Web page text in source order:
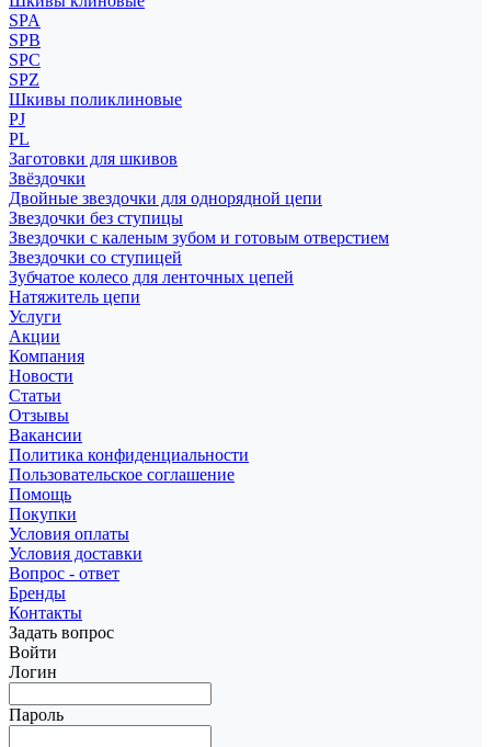
SPA
SPB
SPC
SPZ
Шкивы поликлиновые
PJ
PL
Заготовки для шкивов
Звёздочки
Двойные звездочки для однорядной цепи
Звездочки без ступицы
Звездочки с каленым зубом и готовым отверстием
Звездочки со ступицей
Зубчатое колесо для ленточных цепей
Натяжитель цепи
Услуги
Акции
Компания
Новости
Статьи
Отзывы
Вакансии
Политика конфиденциальности
Пользовательское соглашение
Помощь
Покупки
Условия оплаты
Условия доставки
Вопрос - ответ
Бренды
Контакты
Задать вопрос
Войти
Логин
Пароль